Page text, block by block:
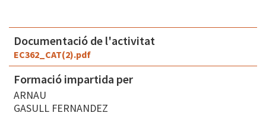
Documentació de l'activitat
EC362_CAT(2).pdf
Formació impartida per
ARNAU
GASULL FERNANDEZ